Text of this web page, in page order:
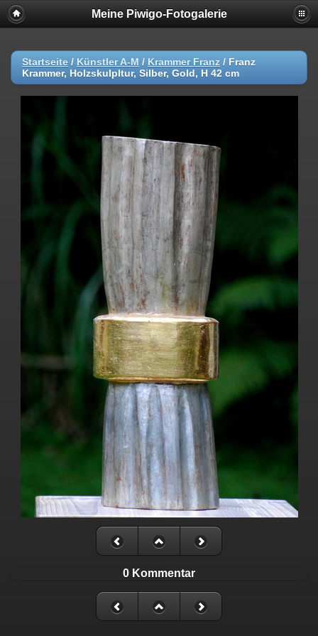
Meine Piwigo-Fotogalerie
Startseite / Künstler A-M / Krammer Franz / Franz
Krammer, Holzskulpltur, Silber, Gold, H 42 cm
0 Kommentar